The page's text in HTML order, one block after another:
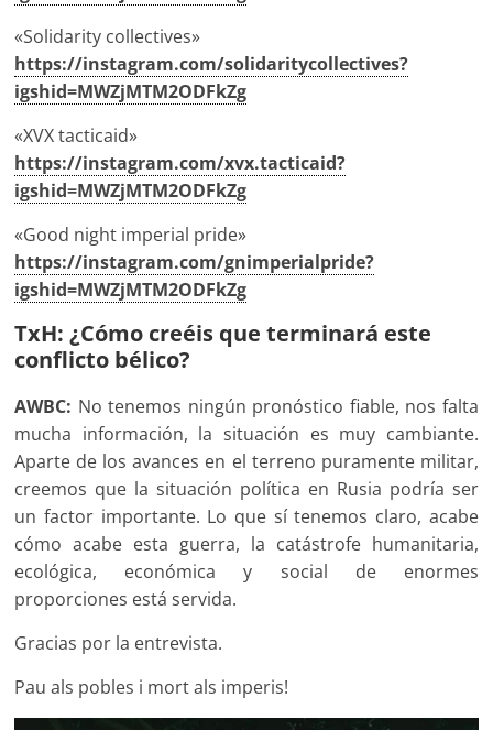
«Solidarity collectives»
https://instagram.com/solidaritycollectives?
igshid=MWZjMTM2ODFkZg
«XVX tacticaid»
https://instagram.com/xvx.tacticaid?
igshid=MWZjMTM2ODFkZg
«Good night imperial pride»
https://instagram.com/gnimperialpride?
igshid=MWZjMTM2ODFkZg
TxH: ¿Cómo creéis que terminará este
conflicto bélico?
AWBC: No tenemos ningún pronóstico fiable, nos falta
mucha información, la situación es muy cambiante.
Aparte de los avances en el terreno puramente militar,
creemos que la situación política en Rusia podría ser
un factor importante. Lo que sí tenemos claro, acabe
cómo acabe esta guerra, la catástrofe humanitaria,
ecológica, económica y social de enormes
proporciones está servida.
Gracias por la entrevista.
Pau als pobles i mort als imperis!